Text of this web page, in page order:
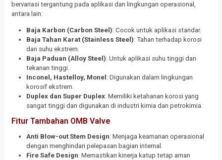
bervariasi tergantung pada aplikasi dan lingkungan operasional,
antara lain:
Baja Karbon (Carbon Steel): Cocok untuk aplikasi standar.
Baja Tahan Karat (Stainless Steel): Tahan terhadap korosi
dan suhu ekstrem.
Baja Paduan (Alloy Steel): Untuk aplikasi suhu tinggi dan
tekanan tinggi.
Inconel, Hastelloy, Monel: Digunakan dalam lingkungan
korosif ekstrem.
Duplex dan Super Duplex: Memiliki ketahanan korosi yang
sangat tinggi dan digunakan di industri kimia dan petrokimia.
Fitur Tambahan OMB Valve
Anti Blow-out Stem Design: Menjaga keamanan operasional
dengan menghindari pelepasan bagian internal.
Fire Safe Design: Memastikan kinerja katup tetap aman